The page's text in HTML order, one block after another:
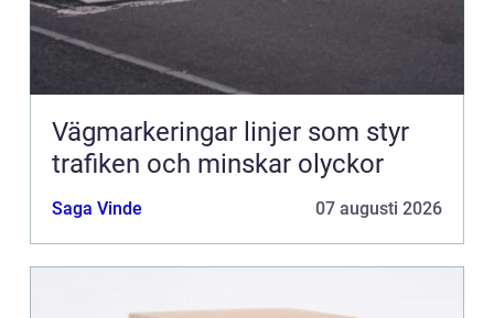
Vägmarkeringar linjer som styr
trafiken och minskar olyckor
Saga Vinde 07 augusti 2026